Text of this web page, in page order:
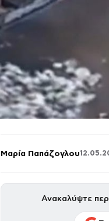
Μαρία Παπάζογλου
Ανακαλύψτε